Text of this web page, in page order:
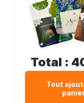
Boîte en carton
Total :
Tout